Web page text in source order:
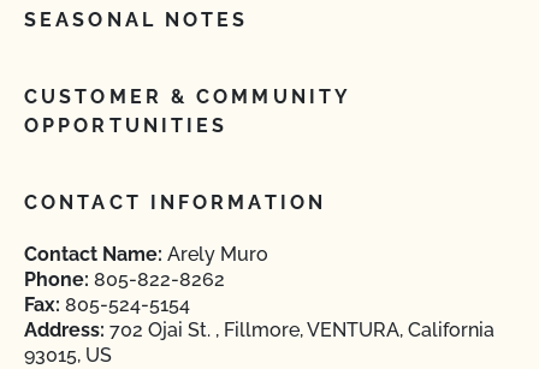
SEASONAL NOTES
CUSTOMER & COMMUNITY
OPPORTUNITIES
CONTACT INFORMATION
Contact Name: Arely Muro
Phone: 805-822-8262
Fax: 805-524-5154
Address: 702 Ojai St. , Fillmore, VENTURA, California
93015, US